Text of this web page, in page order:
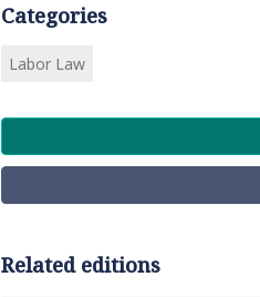
Categories
Labor Law
Related editions